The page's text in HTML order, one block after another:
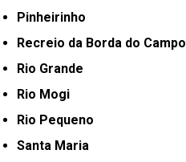
Pinheirinho
Recreio da Borda do Campo
Rio Grande
Rio Mogi
Rio Pequeno
Santa Maria